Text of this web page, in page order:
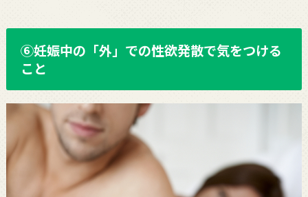
⑥妊娠中の「外」での性欲発散で気をつける
こと